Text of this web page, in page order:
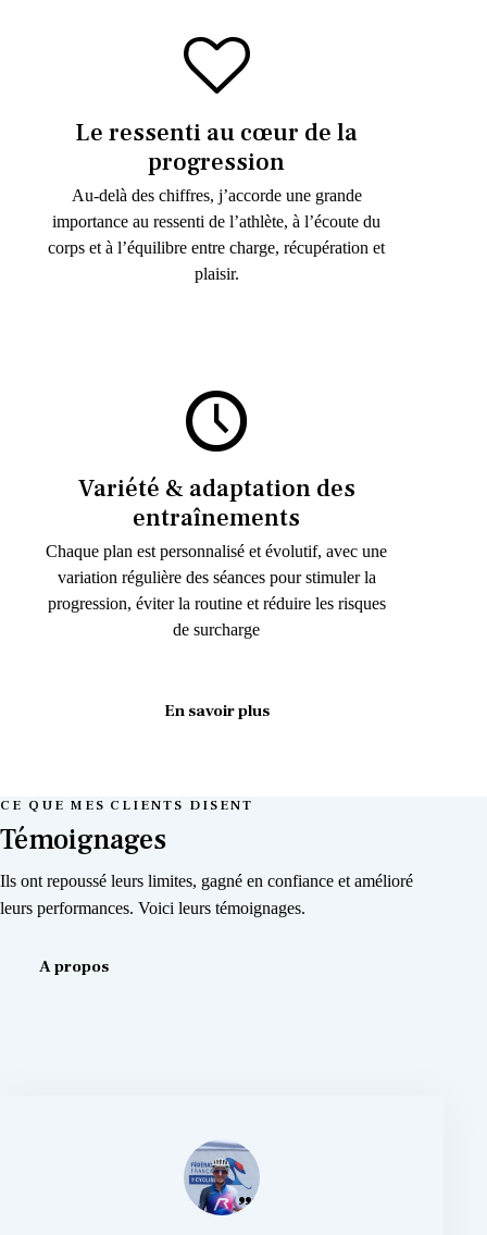
Le ressenti au cœur de la
progression
Au-delà des chiffres, j’accorde une grande
importance au ressenti de l’athlète, à l’écoute du
corps et à l’équilibre entre charge, récupération et
plaisir.
Variété & adaptation des
entraînements
Chaque plan est personnalisé et évolutif, avec une
variation régulière des séances pour stimuler la
progression, éviter la routine et réduire les risques
de surcharge
En savoir plus
CE QUE MES CLIENTS DISENT
Témoignages
Ils ont repoussé leurs limites, gagné en confiance et amélioré
leurs performances. Voici leurs témoignages.
A propos